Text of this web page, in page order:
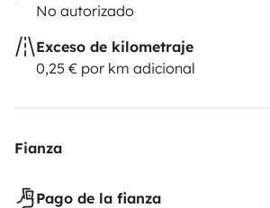
No autorizado
Exceso de kilometraje
0,25 € por km adicional
Fianza
Pago de la fianza